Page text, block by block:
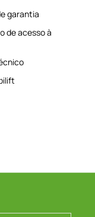
garantia
de acesso à